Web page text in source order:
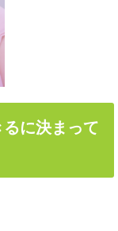
に決まって